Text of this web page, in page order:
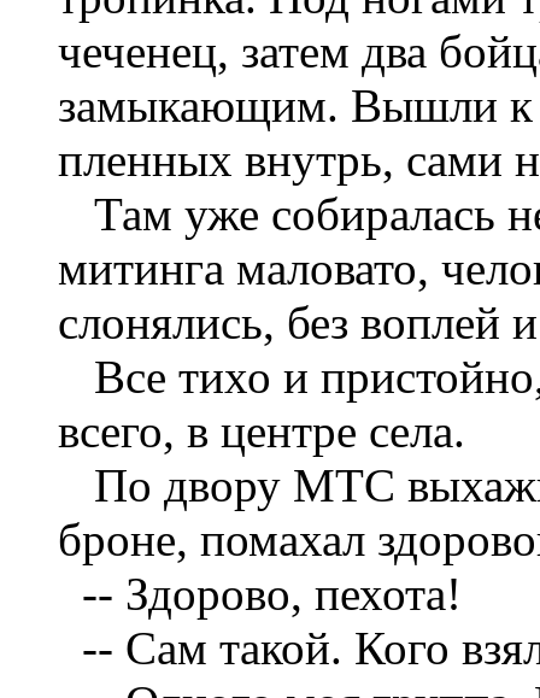
чеченец, затем два
замыкающим. Вышли к
пленных внутрь, сами
Там уже собиралась
митинга маловато,
слонялись, без воплей
Все тихо и
всего, в центре села.
По двору МТС
броне, помахал
-- Здорово, пехота!
-- Сам такой. Кого